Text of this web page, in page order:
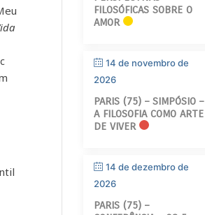
FILOSÓFICAS SOBRE O
AMOR
14 de novembro de
2026
PARIS (75) – SIMPÓSIO –
A FILOSOFIA COMO ARTE
DE VIVER
14 de dezembro de
2026
PARIS (75) –